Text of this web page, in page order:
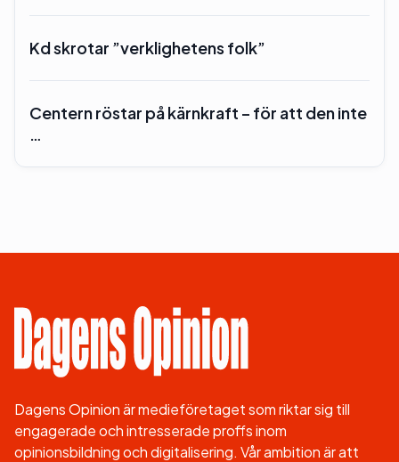
Kd skrotar ”verklighetens folk”
Centern röstar på kärnkraft – för att den inte
…
Dagens Opinion är medieföretaget som riktar sig till
engagerade och intresserade proffs inom
opinionsbildning och digitalisering. Vår ambition är att